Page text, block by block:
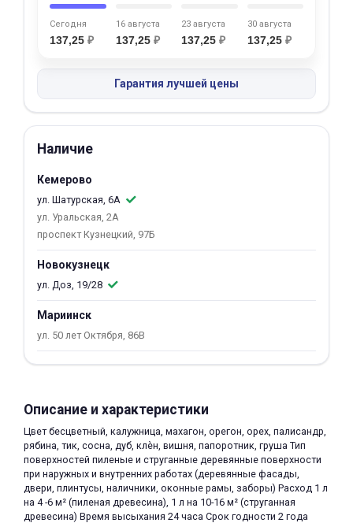
Сегодня
137,25 ₽
16 августа
137,25 ₽
23 августа
137,25 ₽
30 августа
137,25 ₽
Гарантия лучшей цены
Наличие
Кемерово
ул. Шатурская, 6А
ул. Уральская, 2А
проспект Кузнецкий, 97Б
Новокузнецк
ул. Доз, 19/28
Мариинск
ул. 50 лет Октября, 86В
Описание и характеристики
Цвет бесцветный, калужница, махагон, орегон, орех, палисандр,
рябина, тик, сосна, дуб, клѐн, вишня, папоротник, груша Тип
поверхностей пиленые и струганные деревянные поверхности
при наружных и внутренних работах (деревянные фасады,
двери, плинтусы, наличники, оконные рамы, заборы) Расход 1 л
на 4 -6 м² (пиленая древесина), 1 л на 10-16 м² (струганная
древесина) Время высыхания 24 часа Срок годности 2 года
25
недели
раз в 2 недели
Остались вопросы?
8 800 302-02-51